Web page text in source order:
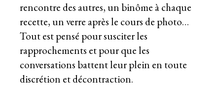
rencontre des autres, un binôme à chaque
recette, un verre après le cours de photo…
Tout est pensé pour susciter les
rapprochements et pour que les
conversations battent leur plein en toute
discrétion et décontraction.